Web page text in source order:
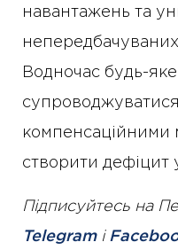
навантажень та
непередбачуваних
Водночас будь-
компенсаційними
створити дефіцит
Підписуйтесь на
Telegramі